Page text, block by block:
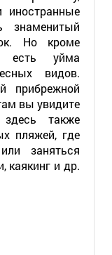
знаменитый
Но кроме
есть уйма
видов.
прибрежной
вы увидите
также
пляжей, где
заняться
и др.